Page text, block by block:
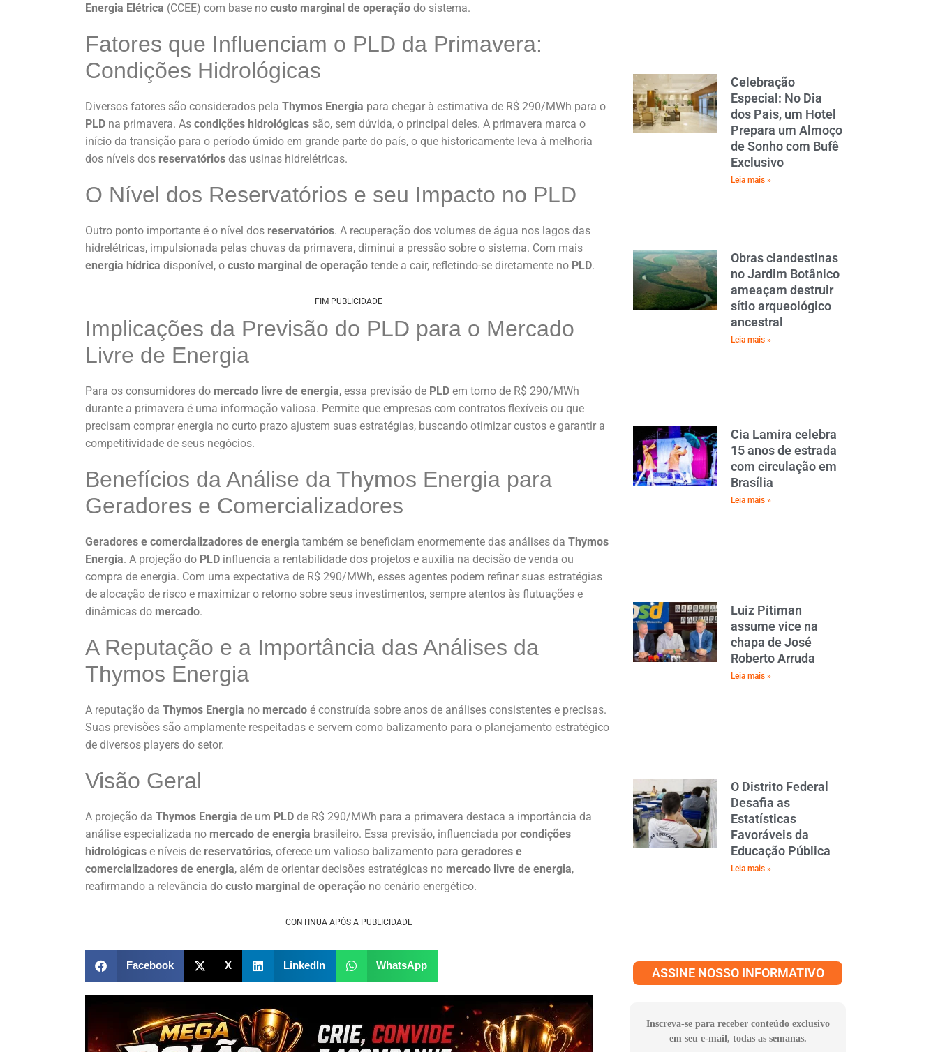
Energia Elétrica (CCEE) com base no custo marginal de operação do sistema.
Fatores que Influenciam o PLD da Primavera:
Condições Hidrológicas
Diversos fatores são considerados pela Thymos Energia para chegar à estimativa de R$ 290/MWh para o
PLD na primavera. As condições hidrológicas são, sem dúvida, o principal deles. A primavera marca o
início da transição para o período úmido em grande parte do país, o que historicamente leva à melhoria
dos níveis dos reservatórios das usinas hidrelétricas.
O Nível dos Reservatórios e seu Impacto no PLD
Outro ponto importante é o nível dos reservatórios. A recuperação dos volumes de água nos lagos das
hidrelétricas, impulsionada pelas chuvas da primavera, diminui a pressão sobre o sistema. Com mais
energia hídrica disponível, o custo marginal de operação tende a cair, refletindo-se diretamente no PLD.
FIM PUBLICIDADE
Implicações da Previsão do PLD para o Mercado
Livre de Energia
Para os consumidores do mercado livre de energia, essa previsão de PLD em torno de R$ 290/MWh
durante a primavera é uma informação valiosa. Permite que empresas com contratos flexíveis ou que
precisam comprar energia no curto prazo ajustem suas estratégias, buscando otimizar custos e garantir a
competitividade de seus negócios.
Benefícios da Análise da Thymos Energia para
Geradores e Comercializadores
Geradores e comercializadores de energia também se beneficiam enormemente das análises da Thymos
Energia. A projeção do PLD influencia a rentabilidade dos projetos e auxilia na decisão de venda ou
compra de energia. Com uma expectativa de R$ 290/MWh, esses agentes podem refinar suas estratégias
de alocação de risco e maximizar o retorno sobre seus investimentos, sempre atentos às flutuações e
dinâmicas do mercado.
A Reputação e a Importância das Análises da
Thymos Energia
A reputação da Thymos Energia no mercado é construída sobre anos de análises consistentes e precisas.
Suas previsões são amplamente respeitadas e servem como balizamento para o planejamento estratégico
de diversos players do setor.
Visão Geral
A projeção da Thymos Energia de um PLD de R$ 290/MWh para a primavera destaca a importância da
análise especializada no mercado de energia brasileiro. Essa previsão, influenciada por condições
hidrológicas e níveis de reservatórios, oferece um valioso balizamento para geradores e
comercializadores de energia, além de orientar decisões estratégicas no mercado livre de energia,
reafirmando a relevância do custo marginal de operação no cenário energético.
CONTINUA APÓS A PUBLICIDADE
Facebook X LinkedIn WhatsApp
Celebração
Especial: No Dia
dos Pais, um Hotel
Prepara um Almoço
de Sonho com Bufê
Exclusivo
Leia mais »
Obras clandestinas
no Jardim Botânico
ameaçam destruir
sítio arqueológico
ancestral
Leia mais »
Cia Lamira celebra
15 anos de estrada
com circulação em
Brasília
Leia mais »
Luiz Pitiman
assume vice na
chapa de José
Roberto Arruda
Leia mais »
O Distrito Federal
Desafia as
Estatísticas
Favoráveis da
Educação Pública
Leia mais »
ASSINE NOSSO INFORMATIVO
Inscreva-se para receber conteúdo exclusivo
em seu e-mail, todas as semanas.